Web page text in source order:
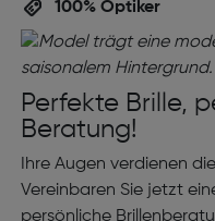
100% Optiker
Perfekte Brille,
Beratung!
Ihre Augen verdienen
Vereinbaren Sie jetzt
persönliche